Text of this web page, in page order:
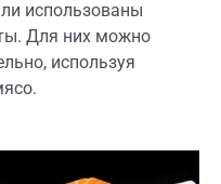
использованы
Для них можно
используя